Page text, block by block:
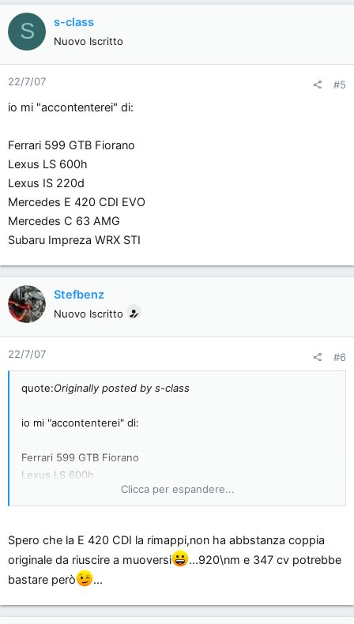
S s-class
Nuovo Iscritto
22/7/07 #5
io mi "accontenterei" di:
Ferrari 599 GTB Fiorano
Lexus LS 600h
Lexus IS 220d
Mercedes E 420 CDI EVO
Mercedes C 63 AMG
Subaru Impreza WRX STI
Stefbenz
Nuovo Iscritto
22/7/07 #6
quote:Originally posted by s-class
io mi "accontenterei" di:
Ferrari 599 GTB Fiorano
Lexus LS 600h
Mercedes E 420 CDI EVO
Subaru Impreza WRX STI
Clicca per espandere...
Spero che la E 420 CDI la rimappi,non ha abbstanza coppia
originale da riuscire a muoversi
...920\nm e 347 cv potrebbe
bastare però
...